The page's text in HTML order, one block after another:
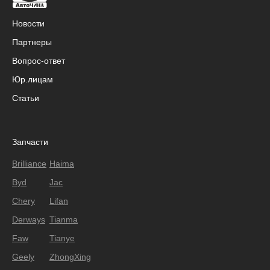
Новости
Партнеры
Вопрос-ответ
Юр.лицам
Статьи
Запчасти
Brilliance
Byd
Chery
Derways
Faw
Geely
Haima
Jac
Lifan
Tianma
Tianye
ZhongXing